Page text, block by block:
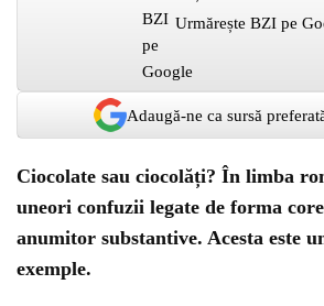
Urmărește BZI pe
Adaugă-ne ca sursă
Ciocolate sau ciocolăți? În limba
uneori confuzii legate de forma
anumitor substantive. Acesta este
exemple.